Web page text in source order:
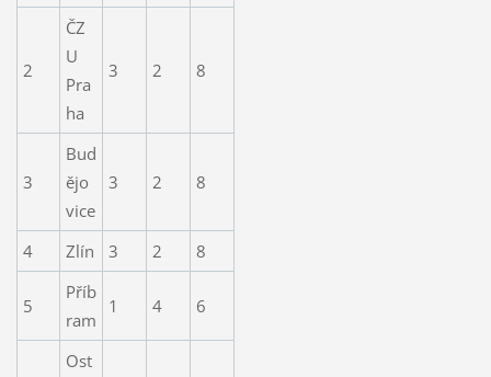
2
ČZ
U
Pra
ha
3 2 8
3
Bud
ějo
vice
3 2 8
4 Zlín 3 2 8
5
Příb
ram
1 4 6
Ost